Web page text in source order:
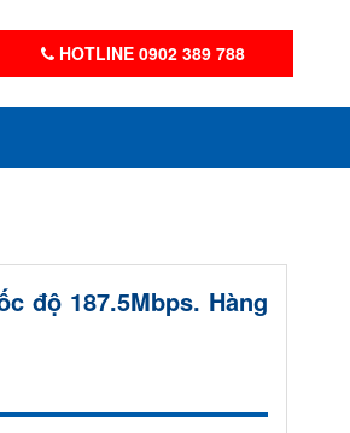
HOTLINE 0902 389 788
độ 187.5Mbps. Hàng